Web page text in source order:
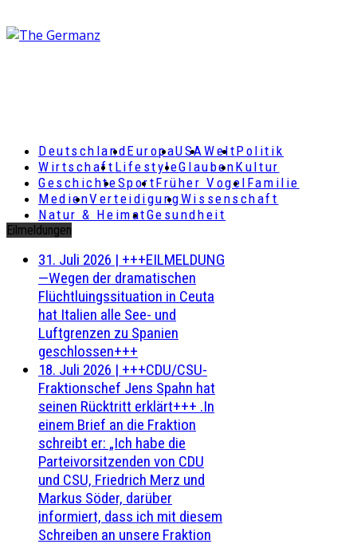
DeutschlandEuropaUSAWeltPolitik
Wirtschaft LifestyleGlaubenKultur
GeschichteSportFrüher Vogel Familie
MedienVerteidigungWissenschaft
Natur & HeimatGesundheit
Eilmeldungen
31. Juli 2026 | +++EILMELDUNG
—Wegen der dramatischen
Flüchtluingssituation in Ceuta
hat Italien alle See- und
Luftgrenzen zu Spanien
geschlossen+++
18. Juli 2026 | +++CDU/CSU-
Fraktionschef Jens Spahn hat
seinen Rücktritt erklärt+++ .In
einem Brief an die Fraktion
schreibt er: „Ich habe die
Parteivorsitzenden von CDU
und CSU, Friedrich Merz und
Markus Söder, darüber
informiert, dass ich mit diesem
Schreiben an unsere Fraktion